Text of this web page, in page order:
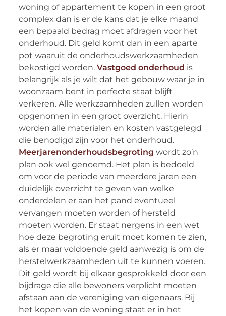
woning of appartement te kopen in een groot
complex dan is er de kans dat je elke maand
een bepaald bedrag moet afdragen voor het
onderhoud. Dit geld komt dan in een aparte
pot waaruit de onderhoudswerkzaamheden
bekostigd worden. Vastgoed onderhoud is
belangrijk als je wilt dat het gebouw waar je in
woonzaam bent in perfecte staat blijft
verkeren. Alle werkzaamheden zullen worden
opgenomen in een groot overzicht. Hierin
worden alle materialen en kosten vastgelegd
die benodigd zijn voor het onderhoud.
Meerjarenonderhoudsbegroting wordt zo’n
plan ook wel genoemd. Het plan is bedoeld
om voor de periode van meerdere jaren een
duidelijk overzicht te geven van welke
onderdelen er aan het pand eventueel
vervangen moeten worden of hersteld
moeten worden. Er staat nergens in een wet
hoe deze begroting eruit moet komen te zien,
als er maar voldoende geld aanwezig is om de
herstelwerkzaamheden uit te kunnen voeren.
Dit geld wordt bij elkaar gesprokkeld door een
bijdrage die alle bewoners verplicht moeten
afstaan aan de vereniging van eigenaars. Bij
het kopen van de woning staat er in het